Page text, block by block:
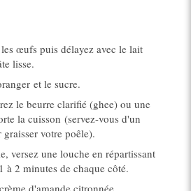
œufs puis délayez avec le lait
lisse.
et le sucre.
le beurre clarifié (ghee) ou une
la cuisson (servez-vous d'un
votre poêle).
versez une louche en répartissant
à 2 minutes de chaque côté.